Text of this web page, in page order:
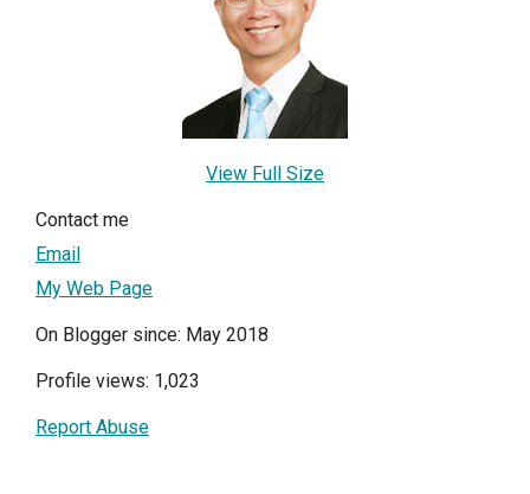
View Full Size
Contact me
Email
My Web Page
On Blogger since: May 2018
Profile views: 1,023
Report Abuse